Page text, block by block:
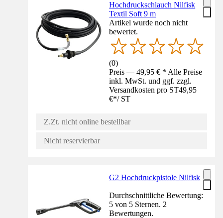
Hochdruckschlauch Nilfisk
Textil Soft 9 m
Artikel wurde noch nicht
bewertet.
(0)
Preis — 49,95 € * Alle Preise
inkl. MwSt. und ggf. zzgl.
Versandkosten pro ST49,95
€*/ ST
Z.Zt. nicht online bestellbar
Nicht reservierbar
G2 Hochdruckpistole Nilfisk
Durchschnittliche Bewertung:
5 von 5 Sternen. 2
Bewertungen.